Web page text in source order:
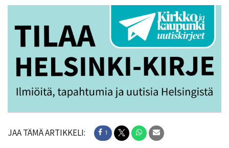
JAA TÄMÄ ARTIKKELI: 1